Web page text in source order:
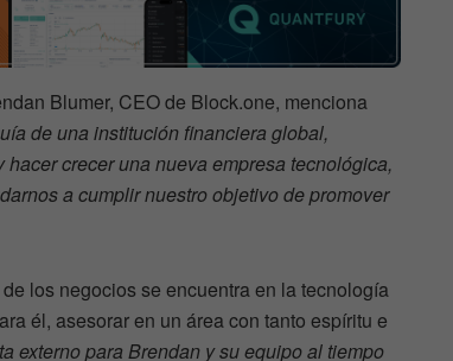
Blumer, CEO de Block.one, menciona
de una institución financiera global,
crecer una nueva empresa tecnológica,
a cumplir nuestro objetivo de promover
los negocios se encuentra en la tecnología
él, asesorar en un área con tanto espíritu e
externo para Brendan y su equipo al tiempo